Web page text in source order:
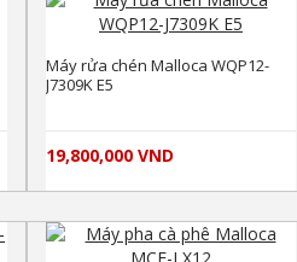
Máy rửa chén Malloca WQP12-
J7309K E5
19,800,000 VND